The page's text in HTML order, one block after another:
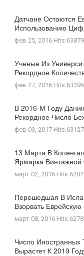
Датчане Остаются
Использованию
фев 25, 2016 Hits:63879
Ученые Из
Рекордное
фев 27, 2016 Hits:63396
В 2016-М Году
Рекордное Число
фев 03, 2017 Hits:63127
13 Марта В
Ярмарка
март 02, 2016
Перешедшая В
Взорвать
март 08, 2016
Число Иностранных
Вырастет К 2019